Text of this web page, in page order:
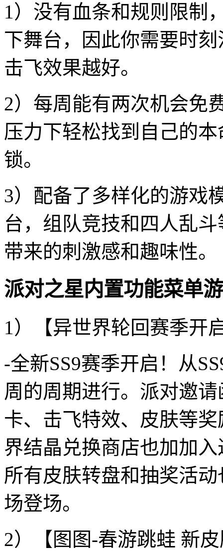
1）没有血条和规则限制
下舞台，因此你需要时
击飞效果越好。
2）每周能有两次机会免
压力下轻松找到自己的
锁。
3）配备了多样化的游戏
台，组队竞技和四人乱
带来的刺激感和趣味性。
派对之星内置功能菜单
1）【异世界轮回赛季开
-全新SS9赛季开启！从
周的周期进行。派对邀
卡、击飞特效、皮肤等
界结晶兑换商店也加加
所有皮肤转盘和抽奖活
场登场。
2）【图图-春游跳蛙 新